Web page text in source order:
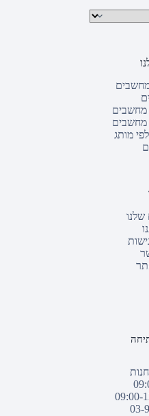
קטגוריות מוצרים
מחשבים
מחשבים
מחשבים
מותג
שלנו
03-